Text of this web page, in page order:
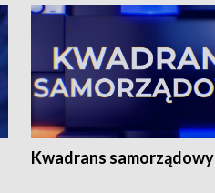
Kwadrans samorządowy